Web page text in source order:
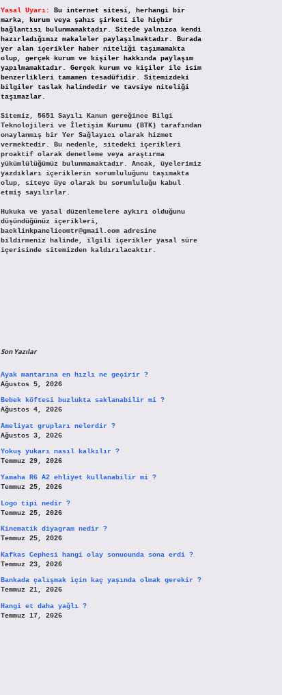
Yasal Uyarı:
Bu internet sitesi, herhangi bir
marka, kurum veya şahıs şirketi ile hiçbir
bağlantısı bulunmamaktadır. Sitede yalnızca kendi
hazırladığımız makaleler paylaşılmaktadır. Burada
yer alan içerikler haber niteliği taşımamakta
olup, gerçek kurum ve kişiler hakkında paylaşım
yapılmamaktadır. Gerçek kurum ve kişiler ile isim
benzerlikleri tamamen tesadüfidir. Sitemizdeki
bilgiler taslak halindedir ve tavsiye niteliği
taşımazlar.
Sitemiz, 5651 Sayılı Kanun gereğince Bilgi
Teknolojileri ve İletişim Kurumu (BTK) tarafından
onaylanmış bir Yer Sağlayıcı olarak hizmet
vermektedir. Bu nedenle, sitedeki içerikleri
proaktif olarak denetleme veya araştırma
yükümlülüğümüz bulunmamaktadır. Ancak, üyelerimiz
yazdıkları içeriklerin sorumluluğunu taşımakta
olup, siteye üye olarak bu sorumluluğu kabul
etmiş sayılırlar.
Hukuka ve yasal düzenlemelere aykırı olduğunu
düşündüğünüz içerikleri,
backlinkpanelicomtr@gmail.comadresine
bildirmeniz halinde, ilgili içerikler yasal süre
içerisinde sitemizden kaldırılacaktır.
Son Yazılar
Ayak mantarına en hızlı ne geçirir ?
Ağustos 5, 2026
Bebek köftesi buzlukta saklanabilir mi ?
Ağustos 4, 2026
Ameliyat grupları nelerdir ?
Ağustos 3, 2026
Yokuş yukarı nasıl kalkılır ?
Temmuz 29, 2026
Yamaha R6 A2 ehliyet kullanabilir mi ?
Temmuz 25, 2026
Logo tipi nedir ?
Temmuz 25, 2026
Kinematik diyagram nedir ?
Temmuz 25, 2026
Kafkas Cephesi hangi olay sonucunda sona erdi ?
Temmuz 23, 2026
Bankada çalışmak için kaç yaşında olmak gerekir ?
Temmuz 21, 2026
Hangi et daha yağlı ?
Temmuz 17, 2026